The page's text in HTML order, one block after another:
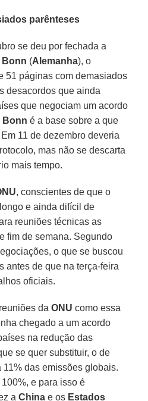
parênteses
se deu por fechada a
Bonn (Alemanha), o
51 páginas com demasiados
desacordos que ainda
que negociam um acordo
Bonn é a base sobre a que
Em 11 de dezembro deveria
mas não se descarta
mais tempo.
, conscientes de que o
e ainda difícil de
reuniões técnicas as
fim de semana. Segundo
o que se buscou
antes de que na terça-feira
oficiais.
daONU como essa
chegado a um acordo
na redução das
se quer substituir, o de
11% das emissões globais.
e para isso é
aChina e os Estados